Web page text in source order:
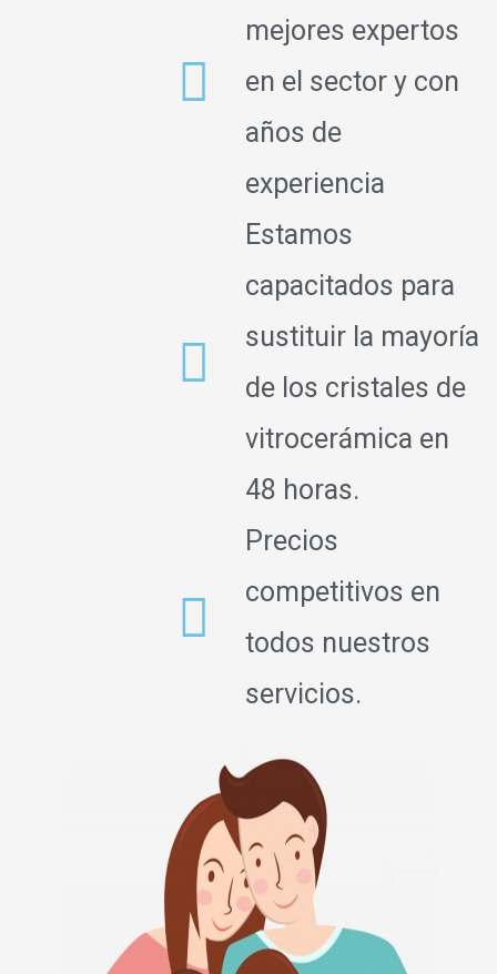
mejores expertos
en el sector y con
años de
experiencia
Estamos
capacitados para
sustituir la mayoría
de los cristales de
vitrocerámica en
48 horas.
Precios
competitivos en
todos nuestros
servicios.